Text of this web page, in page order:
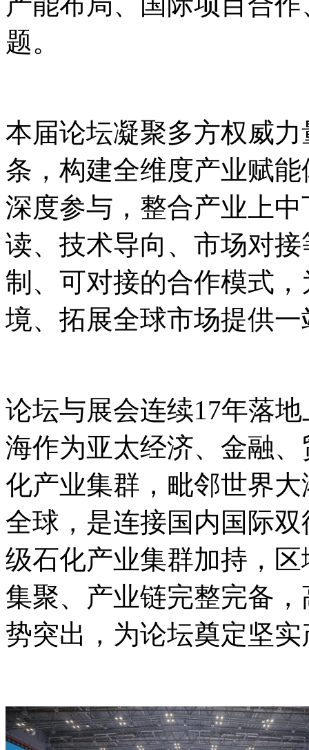
题。
本届论坛凝聚多方权威
条，构建全维度产业赋
深度参与，整合产业上
读、技术导向、市场对
制、可对接的合作模式
境、拓展全球市场提供
论坛与展会连续17年落
海作为亚太经济、金融
化产业集群，毗邻世界
全球，是连接国内国际
级石化产业集群加持，
集聚、产业链完整完备
势突出，为论坛奠定坚